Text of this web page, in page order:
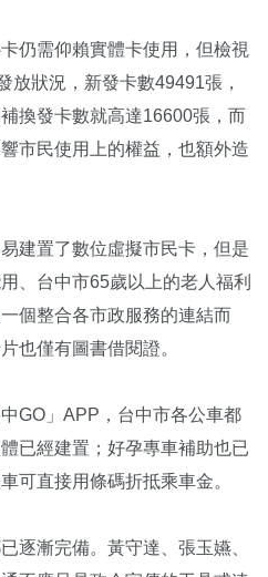
仍需仰賴實體卡使用，但檢視
放狀況，新發卡數49491張，
換發卡數就高達16600張，而
市民使用上的權益，也額外造
建置了數位虛擬市民卡，但是
、台中市65歲以上的老人福利
個整合各市政服務的連結而
也僅有圖書借閱證。
GO」APP，台中市各公車都
已經建置；好孕專車補助也已
可直接用條碼折抵乘車金。
逐漸完備。黃守達、張玉嬿、